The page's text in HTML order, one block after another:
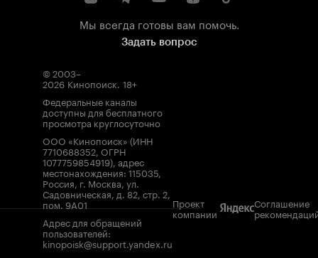
Мы всегда готовы вам помочь.
Задать вопрос
© 2003–
2026 Кинопоиск. 18+
Федеральные каналы
доступны для бесплатного
просмотра круглосуточно
ООО «Кинопоиск» (ИНН
7710688352, ОГРН
1077759854919), адрес
местонахождения: 115035,
Россия, г. Москва, ул.
Садовническая, д. 82, стр. 2,
пом. 9А01
Адрес для обращений
пользователей:
kinopoisk@support.yandex.ru
Проект
компании
Соглашение